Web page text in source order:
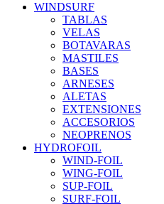
WINDSURF
TABLAS
VELAS
BOTAVARAS
MASTILES
BASES
ARNESES
ALETAS
EXTENSIONES
ACCESORIOS
NEOPRENOS
HYDROFOIL
WIND-FOIL
WING-FOIL
SUP-FOIL
SURF-FOIL